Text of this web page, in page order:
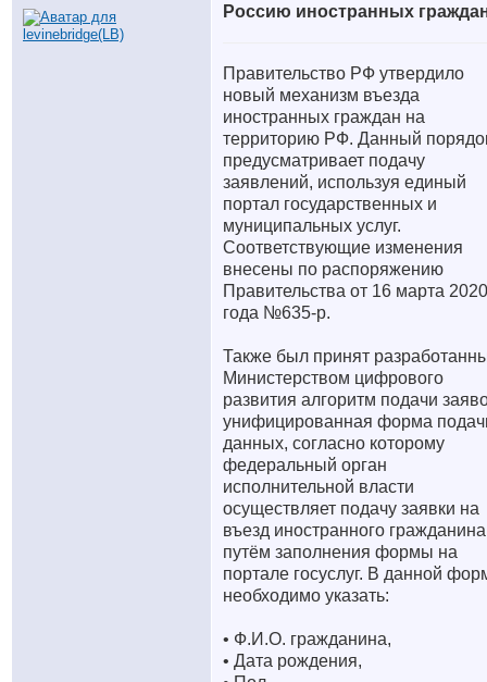
Россию иностранных
Правительство РФ утвердило
новый механизм въезда
иностранных граждан на
территорию РФ. Данный
предусматривает подачу
заявлений, используя единый
портал государственных и
муниципальных услуг.
Соответствующие изменения
внесены по распоряжению
Правительства от 16 марта 2020
года №635-р.
Также был принят
Министерством цифрового
развития алгоритм подачи
унифицированная форма
данных, согласно которому
федеральный орган
исполнительной власти
осуществляет подачу заявки на
въезд иностранного гражданина
путём заполнения формы на
портале госуслуг. В данной
необходимо указать:
• Ф.И.О. гражданина,
• Дата рождения,